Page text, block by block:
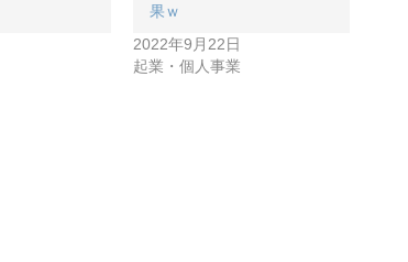
果ｗ
2022年9月22日
起業・個人事業